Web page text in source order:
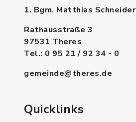
1. Bgm. Matthias Schneider
Rathausstraße 3
97531 Theres
Tel.: 0 95 21 / 92 34 - 0
gemeinde@theres.de
Quicklinks